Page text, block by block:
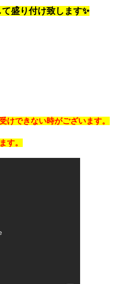
盛り付け致します✨
できない時がございます。
す。